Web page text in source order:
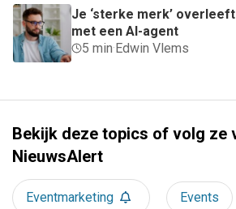
Je ‘sterke merk’
met een AI-agent
5 min·Edwin Vlems
Bekijk deze topics of volg ze
NieuwsAlert
Eventmarketing Events